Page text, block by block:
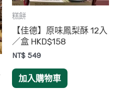
糕餅
【佳德】原味鳳梨酥 12入
／盒 HKD$158
NT$ 549
加入購物車